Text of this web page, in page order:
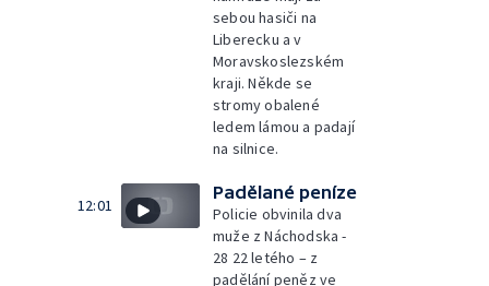
sebou hasiči na
Liberecku a v
Moravskoslezském
kraji. Někde se
stromy obalené
ledem lámou a padají
na silnice.
12:01
Padělané peníze
Policie obvinila dva
muže z Náchodska -
28 22 letého – z
padělání peněz ve